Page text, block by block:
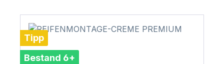
Tipp
Bestand 6+